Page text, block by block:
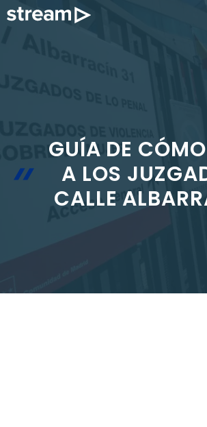
Saltar
GUÍA DE
A LOS
CALLE